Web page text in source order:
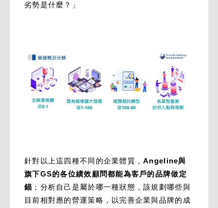
劣勢是什麼？」
針對以上這四種不同的企業體質，Angeline與
旗下GS的各位績效顧問都能為客戶的品牌做定
錨 ；分析自己是屬於哪一種狀態，該規劃哪些與
目前相對應的營運策略，以完善企業與品牌的成